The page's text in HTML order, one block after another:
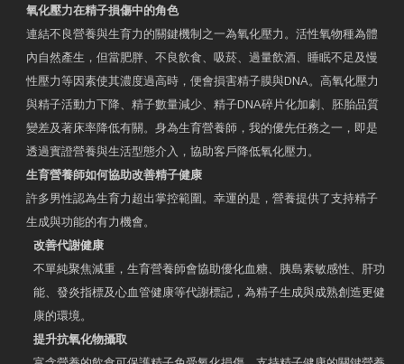
氧化壓力在精子損傷中的角色
連結不良營養與生育力的關鍵機制之一為氧化壓力。活性氧物種為體
內自然產生，但當肥胖、不良飲食、吸菸、過量飲酒、睡眠不足及慢
性壓力等因素使其濃度過高時，便會損害精子膜與DNA。高氧化壓力
與精子活動力下降、精子數量減少、精子DNA碎片化加劇、胚胎品質
變差及著床率降低有關。身為生育營養師，我的優先任務之一，即是
透過實證營養與生活型態介入，協助客戶降低氧化壓力。
生育營養師如何協助改善精子健康
許多男性認為生育力超出掌控範圍。幸運的是，營養提供了支持精子
生成與功能的有力機會。
改善代謝健康
不單純聚焦減重，生育營養師會協助優化血糖、胰島素敏感性、肝功
能、發炎指標及心血管健康等代謝標記，為精子生成與成熟創造更健
康的環境。
提升抗氧化物攝取